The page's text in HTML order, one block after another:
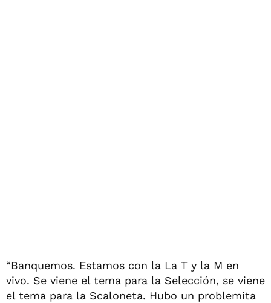
“Banquemos. Estamos con la La T y la M en
vivo. Se viene el tema para la Selección, se viene
el tema para la Scaloneta. Hubo un problemita